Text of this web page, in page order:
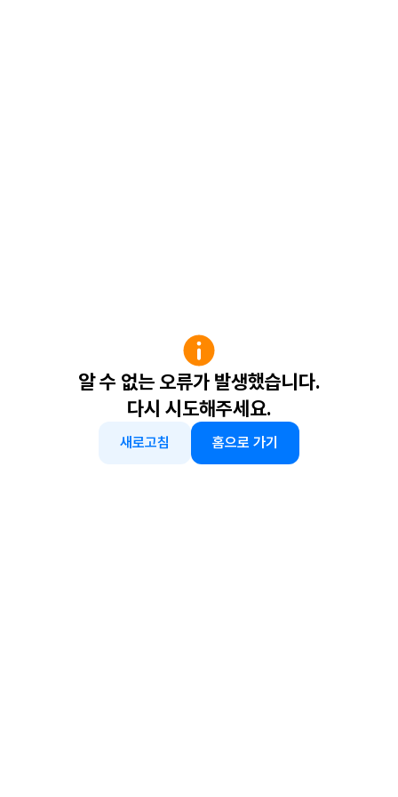
알 수 없는 오류가 발생했습니다.
다시 시도해주세요.
새로고침 홈으로 가기